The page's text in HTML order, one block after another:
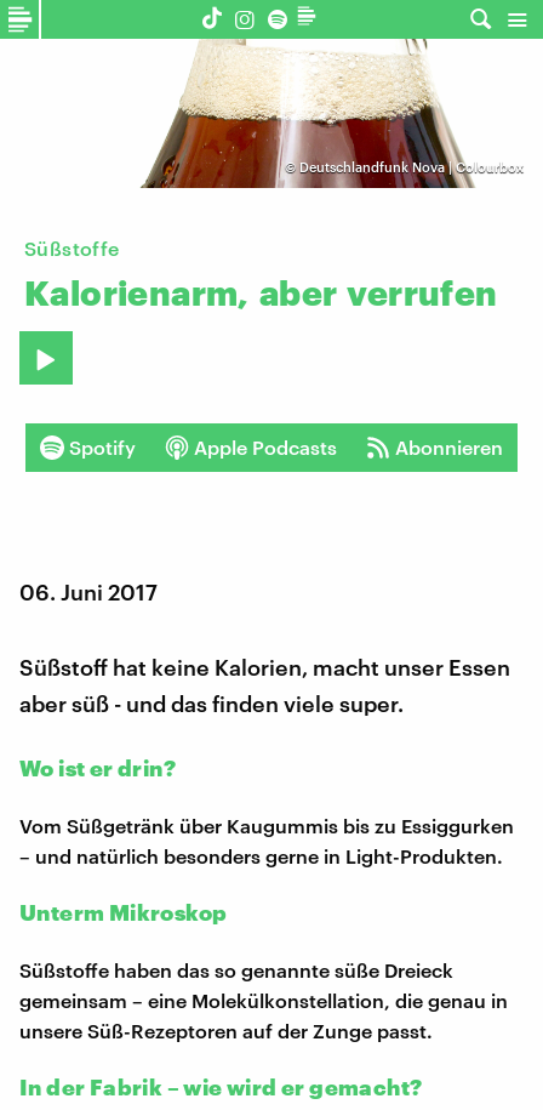
© Deutschlandfunk Nova | Colourbox
Süßstoffe
Kalorienarm, aber verrufen
Spotify Apple Podcasts Abonnieren
06. Juni 2017
Süßstoff hat keine Kalorien, macht unser Essen
aber süß - und das finden viele super.
Wo ist er drin?
Vom Süßgetränk über Kaugummis bis zu Essiggurken
– und natürlich besonders gerne in Light-Produkten.
Unterm Mikroskop
Süßstoffe haben das so genannte süße Dreieck
gemeinsam – eine Molekülkonstellation, die genau in
unsere Süß-Rezeptoren auf der Zunge passt.
In der Fabrik – wie wird er gemacht?